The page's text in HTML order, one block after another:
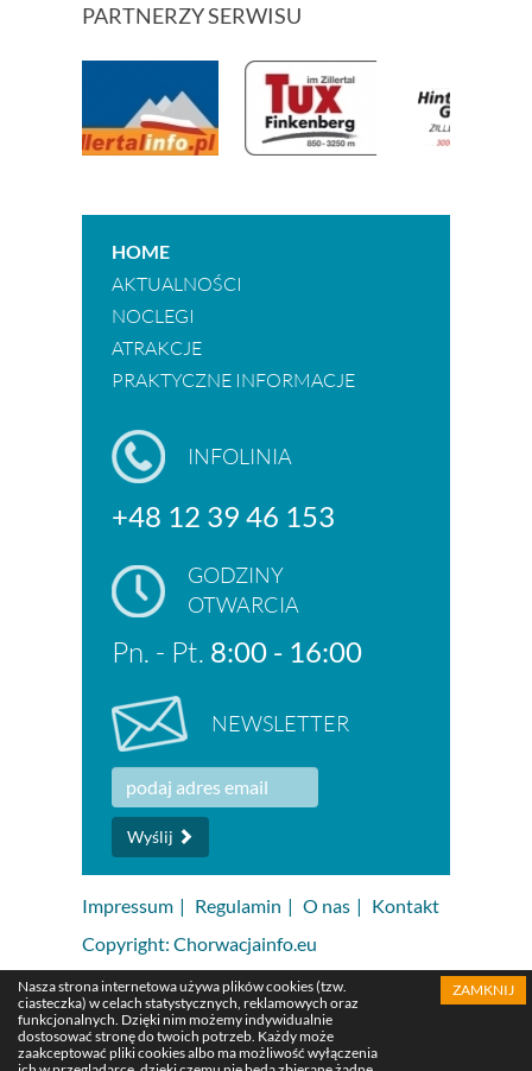
PARTNERZY SERWISU
HOME
AKTUALNOŚCI
NOCLEGI
ATRAKCJE
PRAKTYCZNE INFORMACJE
INFOLINIA
+48 12 39 46 153
GODZINY
OTWARCIA
Pn. - Pt. 8:00 - 16:00
NEWSLETTER
Wyślij
Impressum | Regulamin | O nas | Kontakt
Copyright: Chorwacjainfo.eu
Nasza strona internetowa używa plików cookies (tzw.
ciasteczka) w celach statystycznych, reklamowych oraz
funkcjonalnych. Dzięki nim możemy indywidualnie
dostosować stronę do twoich potrzeb. Każdy może
zaakceptować pliki cookies albo ma możliwość wyłączenia
ZAMKNIJ